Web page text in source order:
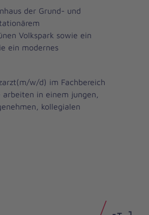
der Grund- und
Volkspark sowie ein
ein modernes
w/d) im Fachbereich
in einem jungen,
kollegialen